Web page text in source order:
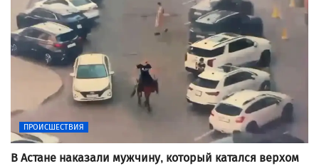
ПРОИСШЕСТВИЯ
В Астане наказали мужчину, который катался верхом